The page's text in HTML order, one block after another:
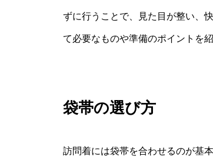
ずに行うことで、見た目が整い、
て必要なものや準備のポイントを紹
袋帯の選び方
訪問着には袋帯を合わせるのが基